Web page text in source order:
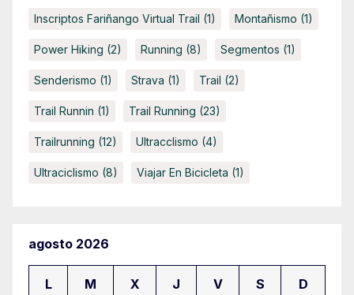
Inscriptos Fariñango Virtual Trail (1) Montañismo (1)
Power Hiking (2) Running (8) Segmentos (1)
Senderismo (1) Strava (1) Trail (2)
Trail Runnin (1) Trail Running (23)
Trailrunning (12) Ultracclismo (4)
Ultraciclismo (8) Viajar En Bicicleta (1)
agosto 2026
L M X J V S D